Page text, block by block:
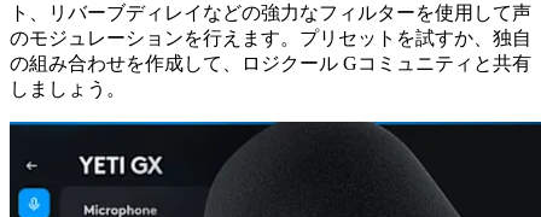
ト、リバーブディレイなどの強力なフィルターを使用して声
のモジュレーションを行えます。プリセットを試すか、独自
の組み合わせを作成して、ロジクール Gコミュニティと共有
しましょう。